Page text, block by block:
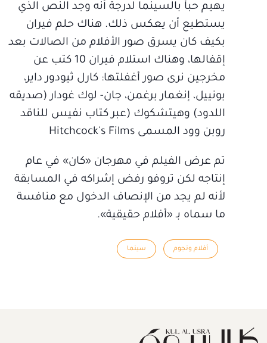
يهيم حباً بالسينما لدرجة أنه وجد النص الذي
يستطيع أن يعكس ذلك. هناك حلم فيران
بكيف كان يسرق صور الأفلام من الصالات بعد
إقفالها، وهناك استلام فيران 10 كتب عن
مخرجين نرى صور أغفلتها: كارل ثيودور داير،
بونييل، إنغمار برغمن، جان- لوك غودار (صديقه
اللدود) وهيتشكوك (عبر كتاب نفيس للناقد
روبن وود المسمى Hitchcock's Films
تم عرض الفيلم في مهرجان «كان» في عام
إنتاجه لكن تروفو رفض إشراكه في المسابقة
لأنه لم يجد من الإنصاف الدخول مع منافسة
ما سماه بـ «أفلام حقيقية».
أفلام ونجوم سينما